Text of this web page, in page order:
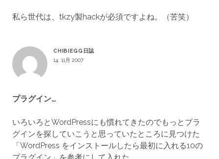
私ら世代は、tkzy製hackが必須ですよね。（苦笑）
CHIBIEGG日誌
14. 11月 2007
プラグイン…
いろいろとWordPressにも慣れてきたのでもっとプラ
グインを探していこうと思っていたところに見つけた
「WordPress をインストールしたら最初に入れる10の